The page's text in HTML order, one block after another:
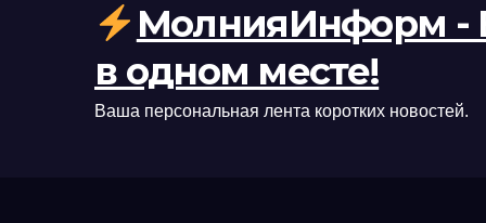
МолнияИнформ -
в одном месте!
Ваша персональная лента коротких новостей.